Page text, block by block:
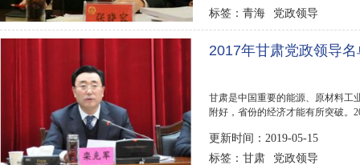
标签： 青海 党政领导
2017年甘肃党政领导
甘肃是中国重要的能源、原材料工
附好，省份的经济才能有所突破。
更新时间：2019-05-15
标签： 甘肃 党政领导